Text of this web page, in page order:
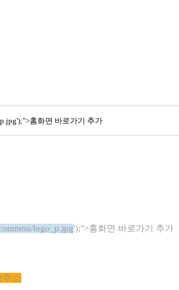
');">홈화면 바로가기 추가
logo_p.jpg');">홈화면 바로가기 추가
주소